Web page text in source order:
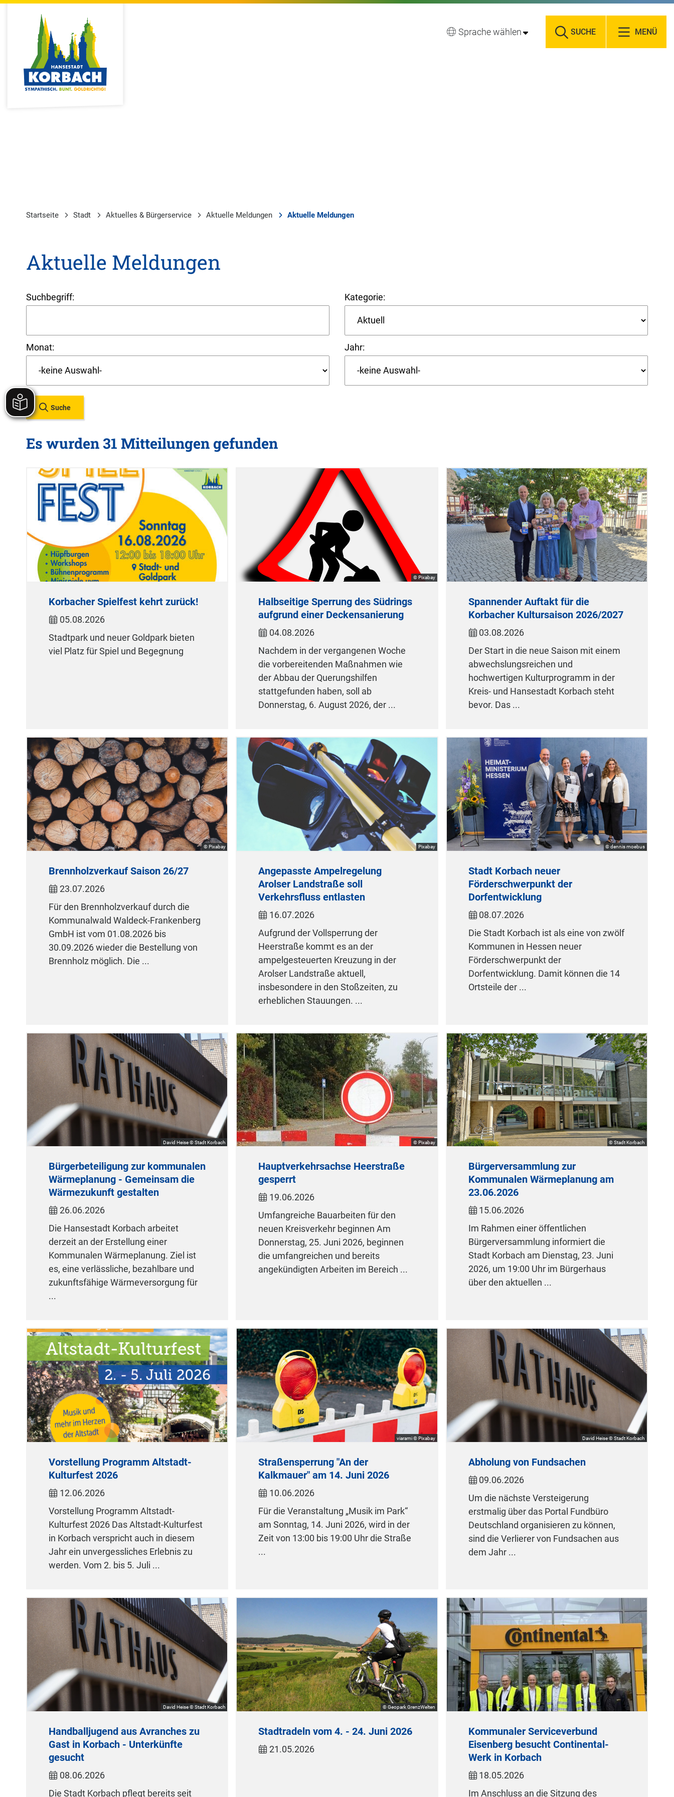
Sprache wählen SUCHE MENÜ
Startseite Stadt Aktuelles & Bürgerservice Aktuelle Meldungen Aktuelle Meldungen
Aktuelle Meldungen
Suchbegriff: Kategorie:
Monat: Jahr:
Suche
Es wurden 31 Mitteilungen gefunden
Korbacher Spielfest kehrt zurück!
05.08.2026
Stadtpark und neuer Goldpark bieten
viel Platz für Spiel und Begegnung
Halbseitige Sperrung des Südrings
aufgrund einer Deckensanierung
04.08.2026
Nachdem in der vergangenen Woche
die vorbereitenden Maßnahmen wie
der Abbau der Querungshilfen
stattgefunden haben, soll ab
Donnerstag, 6. August 2026, der ...
© Pixabay
Spannender Auftakt für die
Korbacher Kultursaison 2026/2027
03.08.2026
Der Start in die neue Saison mit einem
abwechslungsreichen und
hochwertigen Kulturprogramm in der
Kreis- und Hansestadt Korbach steht
bevor. Das ...
Brennholzverkauf Saison 26/27
23.07.2026
Für den Brennholzverkauf durch die
Kommunalwald Waldeck-Frankenberg
GmbH ist vom 01.08.2026 bis
30.09.2026 wieder die Bestellung von
Brennholz möglich. Die ...
© Pixabay
Angepasste Ampelregelung
Arolser Landstraße soll
Verkehrsfluss entlasten
16.07.2026
Aufgrund der Vollsperrung der
Heerstraße kommt es an der
ampelgesteuerten Kreuzung in der
Arolser Landstraße aktuell,
insbesondere in den Stoßzeiten, zu
erheblichen Stauungen. ...
Pixabay
Stadt Korbach neuer
Förderschwerpunkt der
Dorfentwicklung
08.07.2026
Die Stadt Korbach ist als eine von zwölf
Kommunen in Hessen neuer
Förderschwerpunkt der
Dorfentwicklung. Damit können die 14
Ortsteile der ...
© dennis moebus
Bürgerbeteiligung zur kommunalen
Wärmeplanung - Gemeinsam die
Wärmezukunft gestalten
26.06.2026
Die Hansestadt Korbach arbeitet
derzeit an der Erstellung einer
Kommunalen Wärmeplanung. Ziel ist
es, eine verlässliche, bezahlbare und
zukunftsfähige Wärmeversorgung für
...
David Heise © Stadt Korbach
Hauptverkehrsachse Heerstraße
gesperrt
19.06.2026
Umfangreiche Bauarbeiten für den
neuen Kreisverkehr beginnen Am
Donnerstag, 25. Juni 2026, beginnen
die umfangreichen und bereits
angekündigten Arbeiten im Bereich ...
© Pixabay
Bürgerversammlung zur
Kommunalen Wärmeplanung am
23.06.2026
15.06.2026
Im Rahmen einer öffentlichen
Bürgerversammlung informiert die
Stadt Korbach am Dienstag, 23. Juni
2026, um 19:00 Uhr im Bürgerhaus
über den aktuellen ...
© Stadt Korbach
Vorstellung Programm Altstadt-
Kulturfest 2026
12.06.2026
Vorstellung Programm Altstadt-
Kulturfest 2026 Das Altstadt-Kulturfest
in Korbach verspricht auch in diesem
Jahr ein unvergessliches Erlebnis zu
werden. Vom 2. bis 5. Juli ...
Straßensperrung "An der
Kalkmauer" am 14. Juni 2026
10.06.2026
Für die Veranstaltung „Musik im Park“
am Sonntag, 14. Juni 2026, wird in der
Zeit von 13:00 bis 19:00 Uhr die Straße
...
viarami © Pixabay
Abholung von Fundsachen
09.06.2026
Um die nächste Versteigerung
erstmalig über das Portal Fundbüro
Deutschland organisieren zu können,
sind die Verlierer von Fundsachen aus
dem Jahr ...
David Heise © Stadt Korbach
Handballjugend aus Avranches zu
Gast in Korbach - Unterkünfte
gesucht
08.06.2026
Die Stadt Korbach pflegt bereits seit
David Heise © Stadt Korbach
Stadtradeln vom 4. - 24. Juni 2026
21.05.2026
© Geopark GrenzWelten
Kommunaler Serviceverbund
Eisenberg besucht Continental-
Werk in Korbach
18.05.2026
Im Anschluss an die Sitzung des